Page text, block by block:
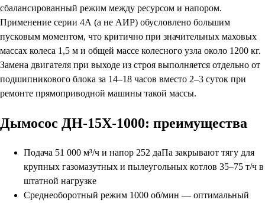
сбалансированный режим между ресурсом и напором.
Применение серии 4А (а не АИР) обусловлено большим
пусковым моментом, что критично при значительных маховых
массах колеса 1,5 м и общей массе колесного узла около 1200 кг.
Замена двигателя при выходе из строя выполняется отдельно от
подшипникового блока за 14–18 часов вместо 2–3 суток при
ремонте прямоприводной машины такой массы.
Дымосос ДН-15Х-1000: преимущества
Подача 51 000 м³/ч и напор 252 даПа закрывают тягу для
крупных газомазутных и пылеугольных котлов 35–75 т/ч в
штатной нагрузке
Среднеоборотный режим 1000 об/мин — оптимальный